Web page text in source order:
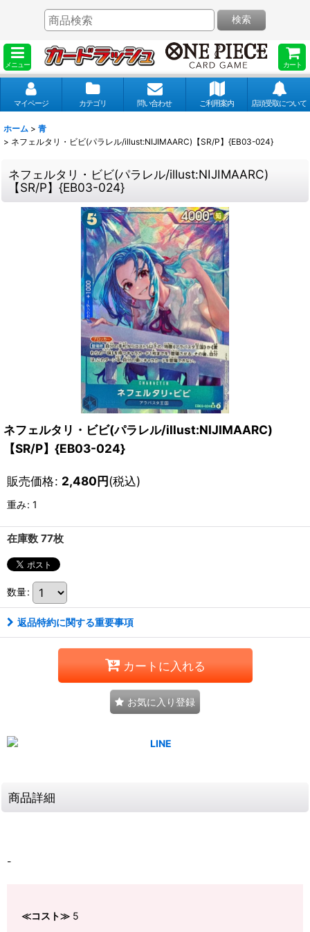
メニュー カート
検索
マイページ カテゴリ 問い合わせ ご利用案内 店頭受取について
ホーム > 青
> ネフェルタリ・ビビ(パラレル/illust:NIJIMAARC)【SR/P】{EB03-024}
ネフェルタリ・ビビ(パラレル/illust:NIJIMAARC)
【SR/P】{EB03-024}
ネフェルタリ・ビビ(パラレル/illust:NIJIMAARC)
【SR/P】{EB03-024}
販売価格: 2,480円(税込)
重み: 1
在庫数 77枚
数量:
返品特約に関する重要事項
カートに入れる
お気に入り登録
商品詳細
-
≪コスト≫ 5